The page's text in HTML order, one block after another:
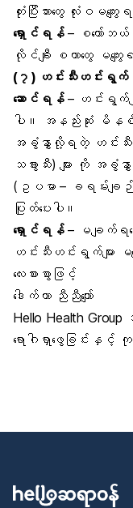
တုံးပြီးသားတွေ လုံးဝမကျွေး
ရှောင်ရန်– စတော်ဘယ်
လိုင်ချီး စတာတွေ မကျွေး
(၇) ဟင်းသီးဟင်းရွက်
ဆောင်ရန်– ဟင်းရွက်မျ
ပါ။ အနည်းဆုံး မိနစ်
အခွံနွှာလို့ရတဲ့ ဟင်းသီး
သခွားသီး) များ ကို
(ဥပမာ – ခရမ်းချဉ်
ပြုတ်ပေးပါ။
ရှောင်ရန်– မချက်ရသေ
ဟင်းသီးဟင်းရွက်များ မ
လေးစားစွာဖြင့်
ဒေါက်တာ ညီညီကျော်
Hello Health Group
ရောဂါရှာဖွေခြင်းနှင့်